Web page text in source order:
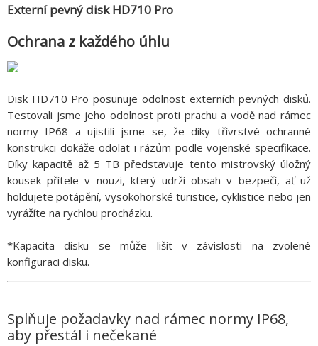
Externí pevný disk HD710 Pro
Ochrana z každého úhlu
Disk HD710 Pro posunuje odolnost externích pevných disků.
Testovali jsme jeho odolnost proti prachu a vodě nad rámec
normy IP68 a ujistili jsme se, že díky třívrstvé ochranné
konstrukci dokáže odolat i rázům podle vojenské specifikace.
Díky kapacitě až 5 TB představuje tento mistrovský úložný
kousek přítele v nouzi, který udrží obsah v bezpečí, ať už
holdujete potápění, vysokohorské turistice, cyklistice nebo jen
vyrážíte na rychlou procházku.
*Kapacita disku se může lišit v závislosti na zvolené
konfiguraci disku.
Splňuje požadavky nad rámec normy IP68,
aby přestál i nečekané